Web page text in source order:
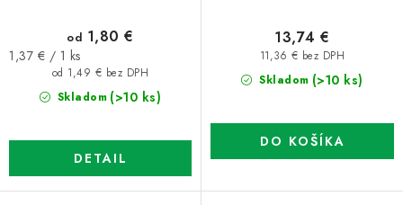
Skladom (>10 ks)
od 1,49 € bez DPH
od 1,80 €
Jednotková
1,37 € / 1 ks
DETAIL
Skladom (>10 ks)
11,36 € bez DPH
13,74 €
DO KOŠÍKA